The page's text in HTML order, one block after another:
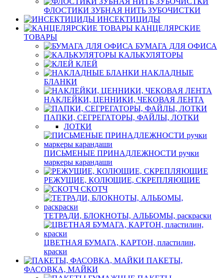
ФЛОСТИКИ ЗУБНАЯ НИТЬ ЗУБОЧИСТКИ
ИНСЕКТИЦИДЫ
КАНЦЕЛЯРСКИЕ
ТОВАРЫ
БУМАГА ДЛЯ ОФИСА
КАЛЬКУЛЯТОРЫ
КЛЕЙ
НАКЛАДНЫЕ
БЛАНКИ
НАКЛЕЙКИ, ЦЕННИКИ, ЧЕКОВАЯ ЛЕНТА
ПАПКИ, СЕГРЕГАТОРЫ, ФАЙЛЫ, ЛОТКИ
ЛОТКИ
ПИСЬМЕНЫЕ ПРИНАДЛЕЖНОСТИ ручки
маркеры карандаши
РЕЖУЩИЕ, КОЛЮЩИЕ, СКРЕПЛЯЮЩИЕ
СКОТЧ
ТЕТРАДИ, БЛОКНОТЫ, АЛЬБОМЫ, раскраски
ЦВЕТНАЯ БУМАГА, КАРТОН, пластилин,
краски
ПАКЕТЫ,
ФАСОВКА, МАЙКИ